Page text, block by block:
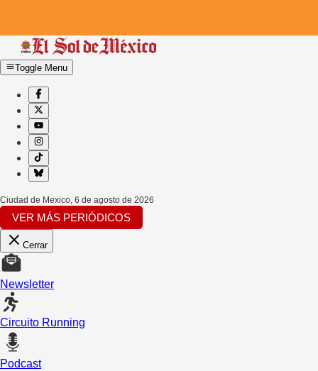
Toggle Menu
Ciudad de Mexico, 6 de agosto de 2026
VER MÁS PERIÓDICOS
Cerrar
Newsletter
Circuito Running
Podcast